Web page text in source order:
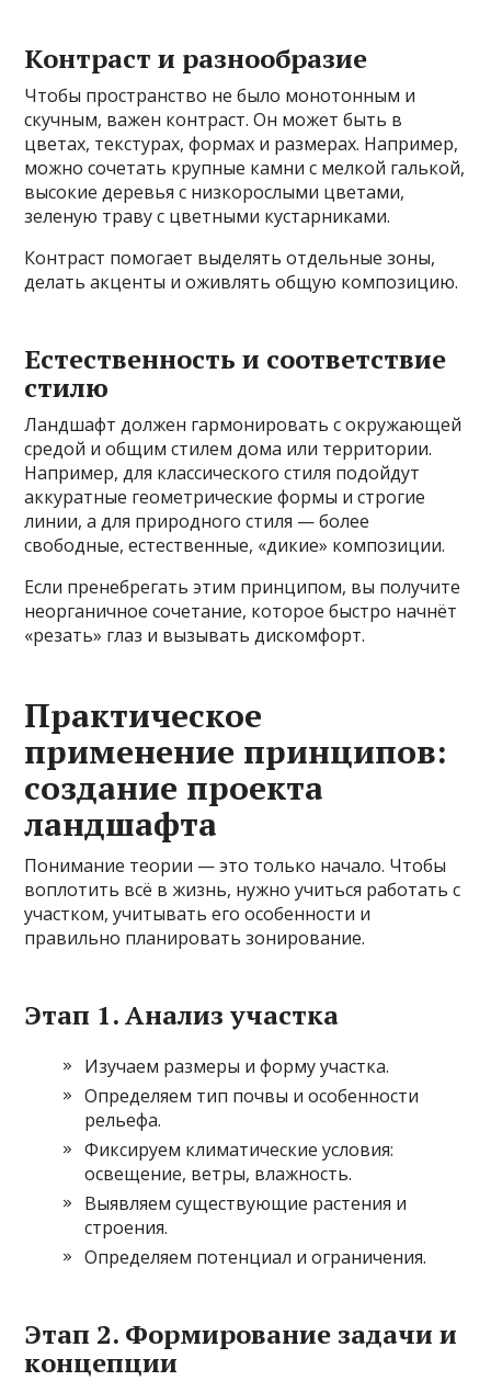
Контраст и разнообразие
Чтобы пространство не было монотонным и
скучным, важен контраст. Он может быть в
цветах, текстурах, формах и размерах. Например,
можно сочетать крупные камни с мелкой галькой,
высокие деревья с низкорослыми цветами,
зеленую траву с цветными кустарниками.
Контраст помогает выделять отдельные зоны,
делать акценты и оживлять общую композицию.
Естественность и соответствие
стилю
Ландшафт должен гармонировать с окружающей
средой и общим стилем дома или территории.
Например, для классического стиля подойдут
аккуратные геометрические формы и строгие
линии, а для природного стиля — более
свободные, естественные, «дикие» композиции.
Если пренебрегать этим принципом, вы получите
неорганичное сочетание, которое быстро начнёт
«резать» глаз и вызывать дискомфорт.
Практическое
применение принципов:
создание проекта
ландшафта
Понимание теории — это только начало. Чтобы
воплотить всё в жизнь, нужно учиться работать с
участком, учитывать его особенности и
правильно планировать зонирование.
Этап 1. Анализ участка
Изучаем размеры и форму участка.
Определяем тип почвы и особенности
рельефа.
Фиксируем климатические условия:
освещение, ветры, влажность.
Выявляем существующие растения и
строения.
Определяем потенциал и ограничения.
Этап 2. Формирование задачи и
концепции